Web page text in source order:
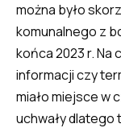
można było
komunalnego z
końca 2023 r. Na
informacji czy
miało miejsce w
uchwały